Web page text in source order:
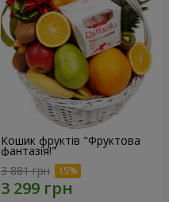
Кошик фруктів "Фруктова
фантазія!"
3 881 грн